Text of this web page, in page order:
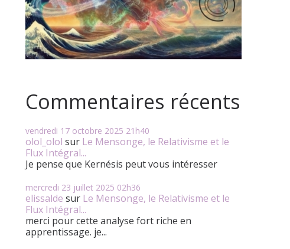
Commentaires récents
vendredi 17 octobre 2025 21h40
olol_olol sur Le Mensonge, le Relativisme et le
Flux Intégral...
Je pense que Kernésis peut vous intéresser
mercredi 23 juillet 2025 02h36
elissalde sur Le Mensonge, le Relativisme et le
Flux Intégral...
merci pour cette analyse fort riche en
apprentissage. je...